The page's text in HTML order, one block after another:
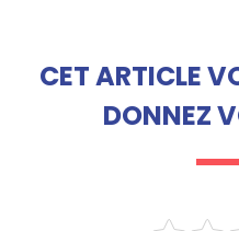
CET ARTICLE
DONNEZ